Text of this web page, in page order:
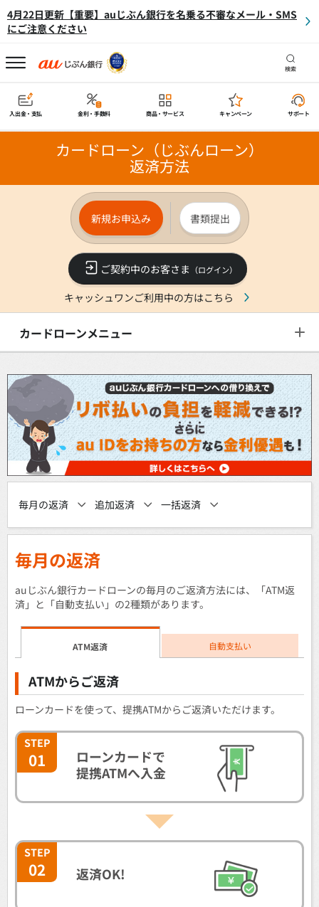
4月22日更新【重要】auじぶん銀行を名乗る不審なメール・SMS
にご注意ください
検索
入出金・支払 金利・手数料 商品・サービス キャンペーン サポート
カードローン（じぶんローン）
返済方法
新規お申込み 書類提出
ご契約中のお客さま （ログイン）
キャッシュワンご利用中の方はこちら
カードローンメニュー
毎月の返済 追加返済 一括返済
毎月の返済
auじぶん銀行カードローンの毎月のご返済方法には、「ATM返
済」と「自動支払い」の2種類があります。
ATM返済 自動支払い
ATMからご返済
ローンカードを使って、提携ATMからご返済いただけます。
STEP
01
ローンカードで
提携ATMへ入金
STEP
02 返済OK!